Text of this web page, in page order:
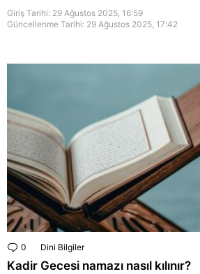
Giriş Tarihi: 29 Ağustos 2025, 16:59
Güncellenme Tarihi: 29 Ağustos 2025, 17:42
0 Comments
Dini Bilgiler
Kadir Gecesi namazı nasıl kılınır?